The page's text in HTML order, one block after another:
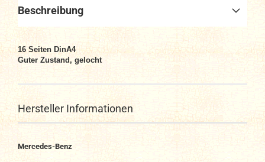
Beschreibung
16 Seiten DinA4
Guter Zustand, gelocht
Hersteller Informationen
Mercedes-Benz